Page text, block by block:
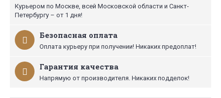
Курьером по Москве, всей Московской области и Санкт-
Петербургу – от 1 дня!
Безопасная оплата
Оплата курьеру при получении! Никаких предоплат!
Гарантия качества
Напрямую от производителя. Никаких подделок!